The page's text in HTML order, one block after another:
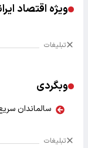
ویژه اقتصاد
تبلیغات
وبگردی
سالماندان
تبلیغات